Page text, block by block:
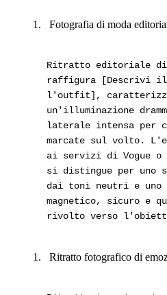
Fotografia di moda
Ritratto editoriale di
raffigura [Descrivi il
l'outfit],
un'illuminazione
laterale intensa per
marcate sul volto.
ai servizi di Vogue o
si distingue per uno
dai toni neutri e uno
magnetico, sicuro e
rivolto verso
Ritratto fotografico di